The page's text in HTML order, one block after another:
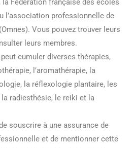
Fédération française des écoles
l’association professionnelle de
Vous pouvez trouver leurs
leurs membres.
cumuler diverses thérapies,
l’aromathérapie, la
la réflexologie plantaire, les
radiesthésie, le reiki et la
souscrire à une assurance de
et de mentionner cette